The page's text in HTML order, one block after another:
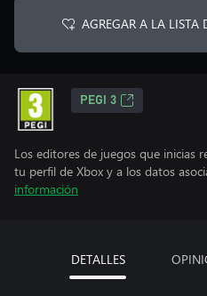
AGREGAR A LA LISTA
PEGI 3
Los editores de juegos que inicias
tu perfil de Xbox y a los datos
información
DETALLES